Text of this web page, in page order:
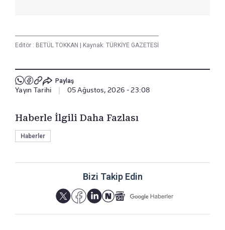
Editör : BETÜL TOKKAN | Kaynak: TÜRKİYE GAZETESİ
Paylaş
Yayın Tarihi 05 Ağustos, 2026 - 23:08
Haberle İlgili Daha Fazlası
Haberler
Bizi Takip Edin